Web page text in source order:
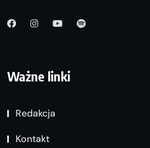
Ważne linki
Redakcja
Kontakt